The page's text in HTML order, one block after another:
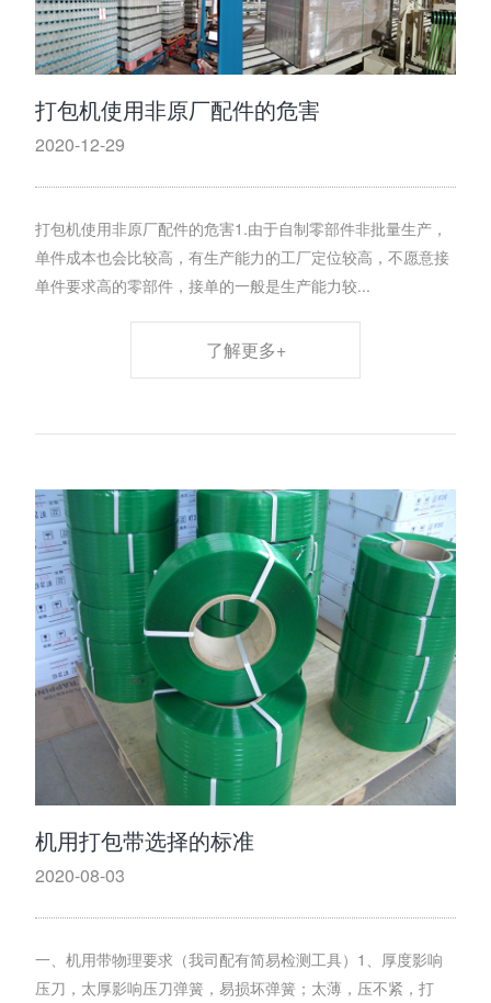
打包机使用非原厂配件的危害
2020-12-29
打包机使用非原厂配件的危害1.由于自制零部件非批量生产，
单件成本也会比较高，有生产能力的工厂定位较高，不愿意接
单件要求高的零部件，接单的一般是生产能力较...
了解更多+
机用打包带选择的标准
2020-08-03
一、机用带物理要求（我司配有简易检测工具）1、厚度影响
压刀，太厚影响压刀弹簧，易损坏弹簧；太薄，压不紧，打